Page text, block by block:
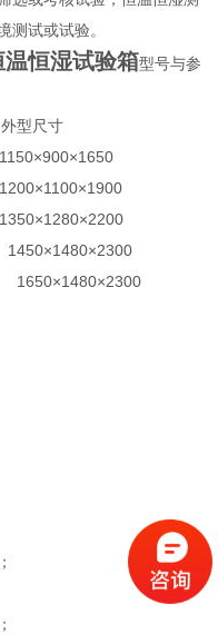
测试或试验。
恒湿试验箱型号与参
尺寸